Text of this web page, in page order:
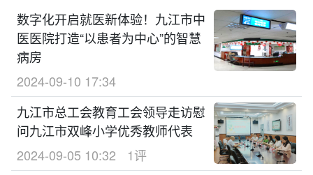
数字化开启就医新体验！九江市中
医医院打造“以患者为中心”的智慧
病房
2024-09-10 17:34
九江市总工会教育工会领导走访慰
问九江市双峰小学优秀教师代表
2024-09-05 10:32
1评